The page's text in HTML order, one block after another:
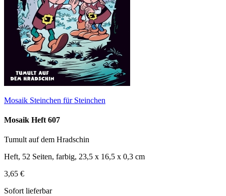
Mosaik Steinchen für Steinchen
Mosaik Heft 607
Tumult auf dem Hradschin
Heft, 52 Seiten, farbig, 23,5 x 16,5 x 0,3 cm
3,65 €
Sofort lieferbar